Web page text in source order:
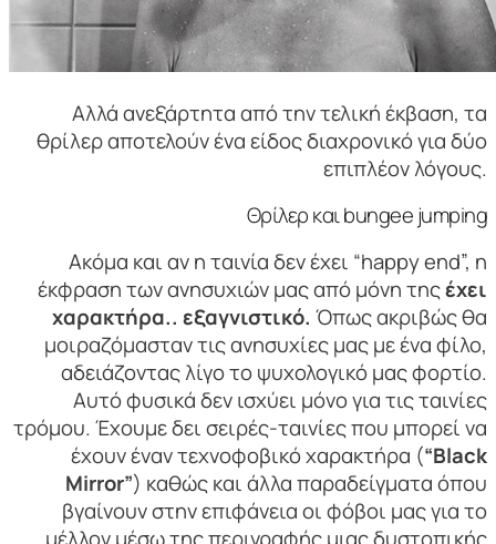
Αλλά ανεξάρτητα από την τελική έκβαση, τα
θρίλερ αποτελούν ένα είδος διαχρονικό για δύο
επιπλέον λόγους.
Θρίλερ και bungee jumping
Ακόμα και αν η ταινία δεν έχει “happy end”, η
έκφραση των ανησυχιών μας από μόνη τηςέχει
χαρακτήρα.. εξαγνιστικό. Όπως ακριβώς θα
μοιραζόμασταν τις ανησυχίες μας με ένα φίλο,
αδειάζοντας λίγο το ψυχολογικό μας φορτίο.
Αυτό φυσικά δεν ισχύει μόνο για τις ταινίες
τρόμου. Έχουμε δει σειρές-ταινίες που μπορεί να
έχουν έναν τεχνοφοβικό χαρακτήρα (“Black
Mirror”) καθώς και άλλα παραδείγματα όπου
βγαίνουν στην επιφάνεια οι φόβοι μας για το
μέλλον μέσω της περιγραφής μιας δυστοπικής